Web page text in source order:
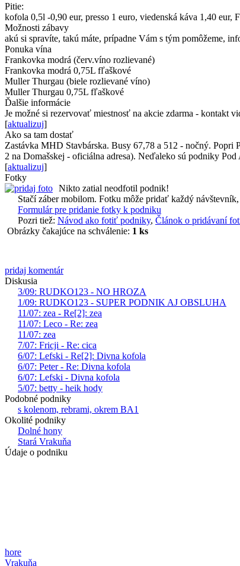
Pitie:
kofola 0,5l -0,90 eur, presso 1 euro, viedenská káva 1,40 eur,
Možnosti zábavy
akú si spravíte, takú máte, prípadne Vám s tým pomôžeme,
Ponuka vína
Frankovka modrá (červ.víno rozlievané)
Frankovka modrá 0,75L fľaškové
Muller Thurgau (biele rozlievané víno)
Muller Thurgau 0,75L fľaškové
Ďalšie informácie
Je možné si rezervovať miestnosť na akcie zdarma - kontakt
[aktualizuj]
Ako sa tam dostať
Zastávka MHD Stavbárska. Busy 67,78 a 512 - nočný.
2 na Domašskej - oficiálna adresa). Neďaleko sú podniky
[aktualizuj]
Fotky
Nikto zatial neodfotil podnik!
Stačí záber mobilom. Fotku môže pridať každý
Formulár pre pridanie fotky k podniku
Pozri tiež: Návod ako fotiť podniky, Článok o pridávaní
Obrázky čakajúce na schválenie: 1 ks
pridaj komentár
Diskusia
3/09: RUDKO123 - NO HROZA
1/09: RUDKO123 - SUPER PODNIK AJ OBSLUHA
11/07: zea - Re[2]: zea
11/07: Leco - Re: zea
11/07: zea
7/07: Fricji - Re: cica
6/07: Lefski - Re[2]: Divna kofola
6/07: Peter - Re: Divna kofola
6/07: Lefski - Divna kofola
5/07: betty - heik hody
Podobné podniky
s kolenom, rebrami, okrem BA1
Okolité podniky
Dolné hony
Stará Vrakuňa
Údaje o podniku
hore
Vrakuňa